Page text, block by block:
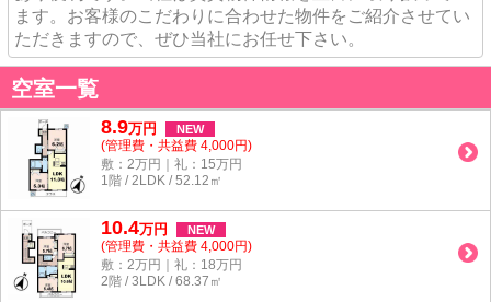
ます。お客様のこだわりに合わせた物件をご紹介させてい
ただきますので、ぜひ当社にお任せ下さい。
空室一覧
8.9万円 NEW
(管理費・共益費 4,000円)
敷：2万円｜礼：15万円
1階 / 2LDK / 52.12㎡
10.4万円 NEW
(管理費・共益費 4,000円)
敷：2万円｜礼：18万円
2階 / 3LDK / 68.37㎡